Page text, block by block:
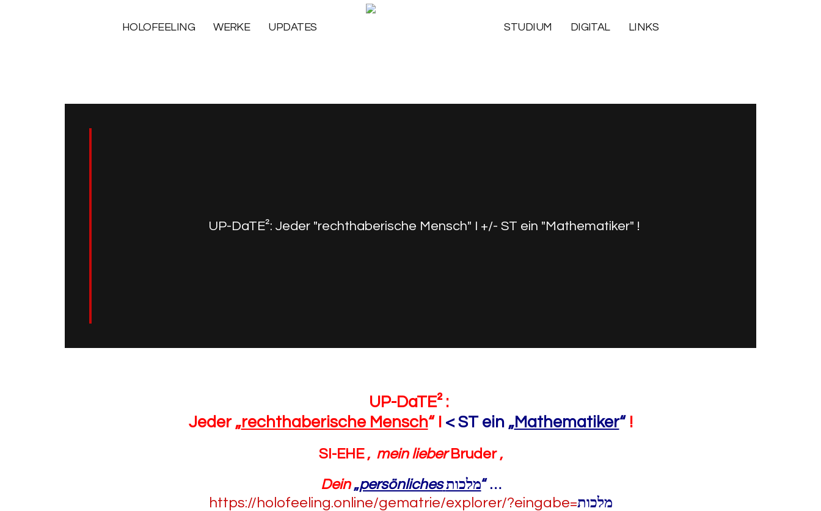
HOLOFEELING WERKE UPDATES STUDIUM DIGITAL LINKS
UP-DaTE²: Jeder "rechthaberische Mensch" I +/- ST ein "Mathematiker" !
UP-DaTE² :
Jeder „rechthaberische Mensch“ I < ST ein „Mathematiker“ !
SI-EHE , mein lieberBruder ,
Dein „persönliches מלכות“ …
https://holofeeling.online/gematrie/explorer/?eingabe=מלכות